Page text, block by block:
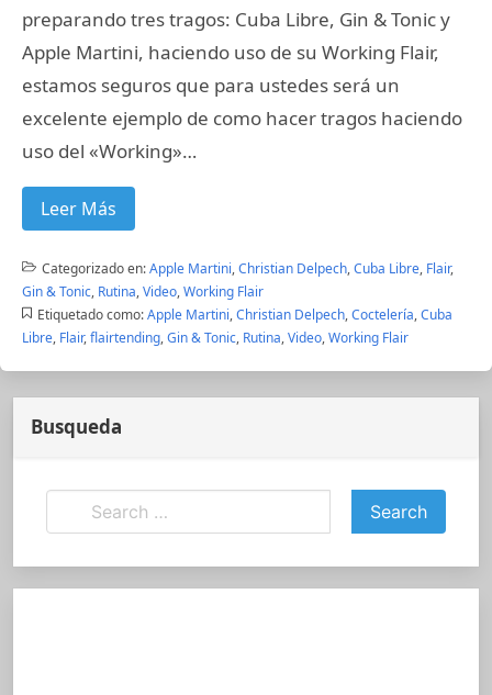
preparando tres tragos: Cuba Libre, Gin & Tonic y
Apple Martini, haciendo uso de su Working Flair,
estamos seguros que para ustedes será un
excelente ejemplo de como hacer tragos haciendo
uso del «Working»…
Leer Más
Categorizado en:Apple Martini,Christian Delpech,Cuba Libre, Flair,
Gin & Tonic, Rutina,Video,Working Flair
Etiquetado como: Apple Martini,Christian Delpech,Coctelería,Cuba
Libre, Flair,flairtending,Gin & Tonic, Rutina,Video,Working Flair
Busqueda